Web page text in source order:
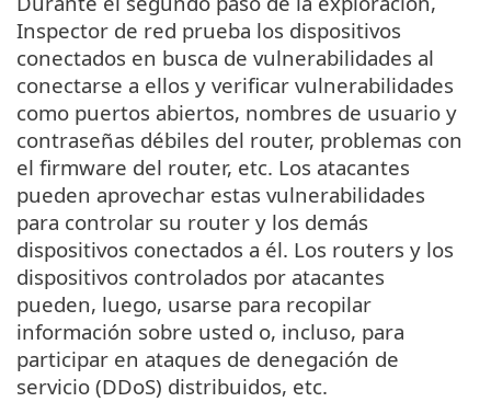
Inspector de red prueba los dispositivos
conectados en busca de vulnerabilidades al
conectarse a ellos y verificar vulnerabilidades
como puertos abiertos, nombres de usuario y
contraseñas débiles del router, problemas con
el firmware del router, etc. Los atacantes
pueden aprovechar estas vulnerabilidades
para controlar su router y los demás
dispositivos conectados a él. Los routers y los
dispositivos controlados por atacantes
pueden, luego, usarse para recopilar
información sobre usted o, incluso, para
participar en ataques de denegación de
servicio (DDoS) distribuidos, etc.